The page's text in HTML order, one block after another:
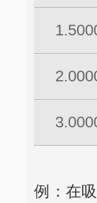
例：在